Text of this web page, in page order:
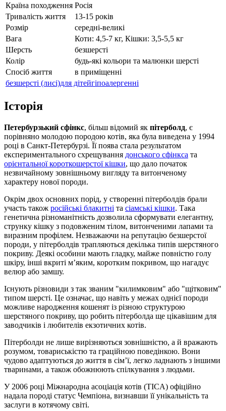
Країна походження Росія
Тривалість життя
13-15 років
Розмір
середні-великі
Вага
Коти: 4,5-7 кг, Кішки: 3,5-5,5 кг
Шерсть
безшерсті
Колір
будь-які кольори та малюнки шерсті
Спосіб життя
в приміщенні
безшерсті (лисі)для дітейгіпоалергенні
Історія
Петербурзький сфінкс, більш відомий як пітерболд, є
порівняно молодою породою котів, яка була виведена у 1994
році в Санкт-Петербурзі. Її поява стала результатом
експериментального схрещування донського сфінкса та
орієнтальної короткошерстої кішки, що дало початок
незвичайному зовнішньому вигляду та витонченому
характеру нової породи.
Окрім двох основних порід, у створенні пітерболдів брали
участь також російські блакитні та сіамські кішки. Така
генетична різноманітність дозволила сформувати елегантну,
струнку кішку з подовженим тілом, витонченими лапами та
виразним профілем. Незважаючи на репутацію безшерстої
породи, у пітерболдів трапляються декілька типів шерстяного
покриву. Деякі особини мають гладку, майже повністю голу
шкіру, інші вкриті м’яким, коротким покривом, що нагадує
велюр або замшу.
Існують різновиди з так званим "килимковим" або "щітковим"
типом шерсті. Це означає, що навіть у межах однієї породи
можливе народження кошенят із різною структурою
шерстяного покриву, що робить пітерболда ще цікавішим для
заводчиків і любителів екзотичних котів.
Пітерболди не лише вирізняються зовнішністю, а й вражають
розумом, товариськістю та граційною поведінкою. Вони
чудово адаптуються до життя в сім’ї, легко ладнають з іншими
тваринами, а також обожнюють спілкування з людьми.
У 2006 році Міжнародна асоціація котів (TICA) офіційно
надала породі статус Чемпіона, визнавши її унікальність та
заслуги в котячому світі.